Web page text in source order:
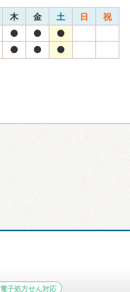
木 金 土 日 祝
電子処方せん対応